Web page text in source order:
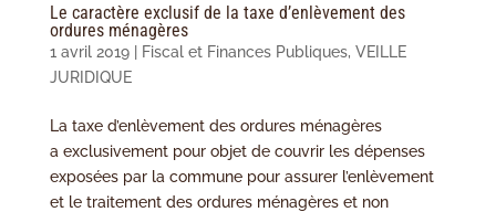
Le caractère exclusif de la taxe d’enlèvement des
ordures ménagères
1 avril 2019| Fiscal et Finances Publiques, VEILLE
JURIDIQUE
La taxe d’enlèvement des ordures ménagères
a exclusivement pour objet de couvrir les dépenses
exposées par la commune pour assurer l’enlèvement
et le traitement des ordures ménagères et non